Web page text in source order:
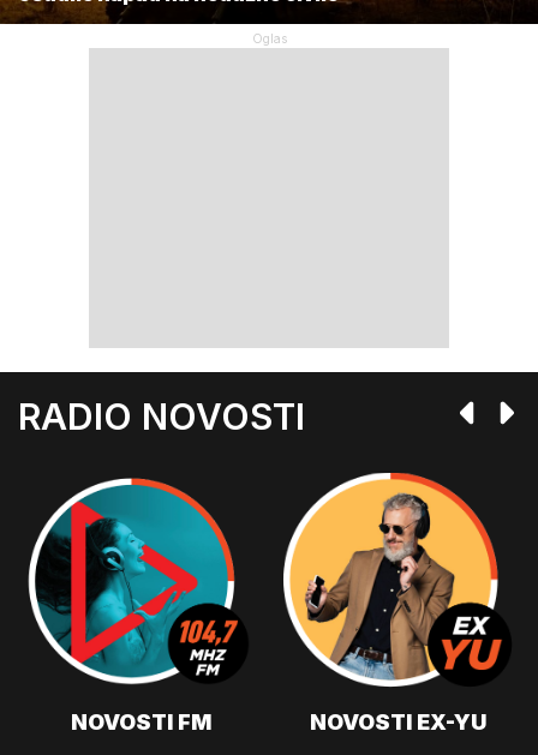
RADIO NOVOSTI
NOVOSTI FM NOVOSTI EX-YU